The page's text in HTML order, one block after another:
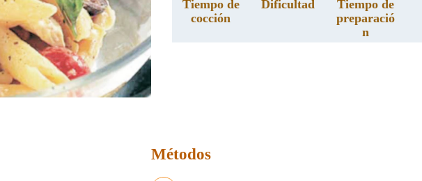
Tiempo de
cocción
Dificultad
Tiempo de
preparació
n
Métodos